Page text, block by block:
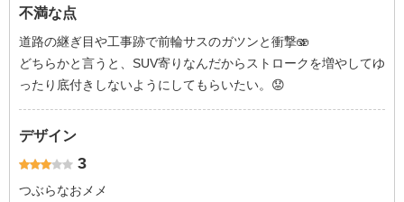
不満な点
道路の継ぎ目や工事跡で前輪サスのガツンと衝撃🫨
どちらかと言うと、SUV寄りなんだからストロークを増やしてゆ
ったり底付きしないようにしてもらいたい。😟
デザイン
3
つぶらなおメメ